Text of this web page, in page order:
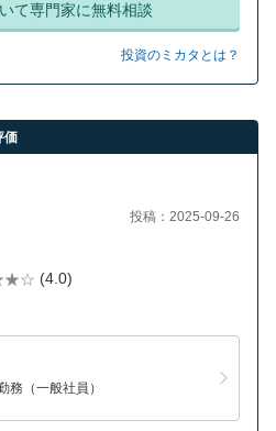
て専門家に無料相談
投資のミカタとは？
価
投稿：2025-09-26
(4.0)
務（一般社員）